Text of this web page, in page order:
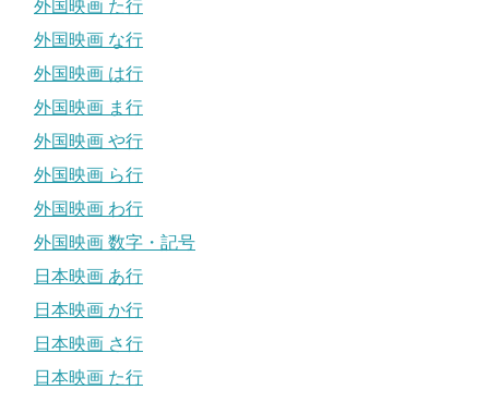
外国映画 た行
外国映画 な行
外国映画 は行
外国映画 ま行
外国映画 や行
外国映画 ら行
外国映画 わ行
外国映画 数字・記号
日本映画 あ行
日本映画 か行
日本映画 さ行
日本映画 た行